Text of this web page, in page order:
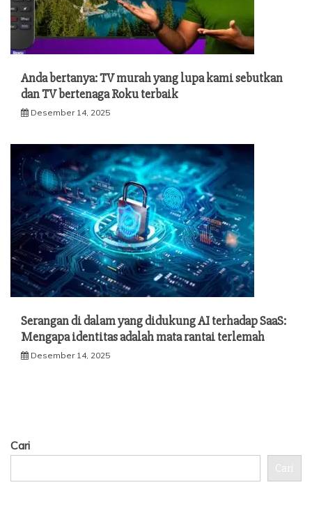
Anda bertanya: TV murah yang lupa kami sebutkan
dan TV bertenaga Roku terbaik
Desember 14, 2025
Serangan di dalam yang didukung AI terhadap SaaS:
Mengapa identitas adalah mata rantai terlemah
Desember 14, 2025
Cari
Cari